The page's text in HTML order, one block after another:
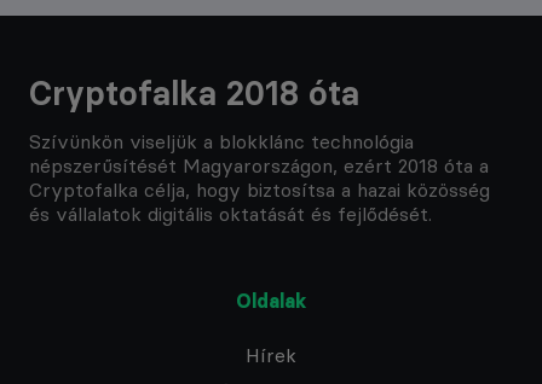
Cryptofalka 2018 óta
Szívünkön viseljük a blokklánc technológia
népszerűsítését Magyarországon, ezért 2018 óta a
Cryptofalka célja, hogy biztosítsa a hazai közösség
és vállalatok digitális oktatását és fejlődését.
Oldalak
Hírek